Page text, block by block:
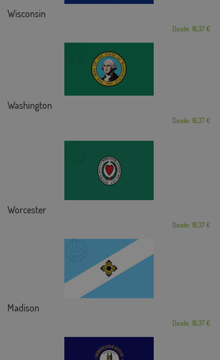
Wisconsin
Desde: 18,37 €
Washington
Desde: 18,37 €
Worcester
Desde: 18,37 €
Madison
Desde: 18,37 €